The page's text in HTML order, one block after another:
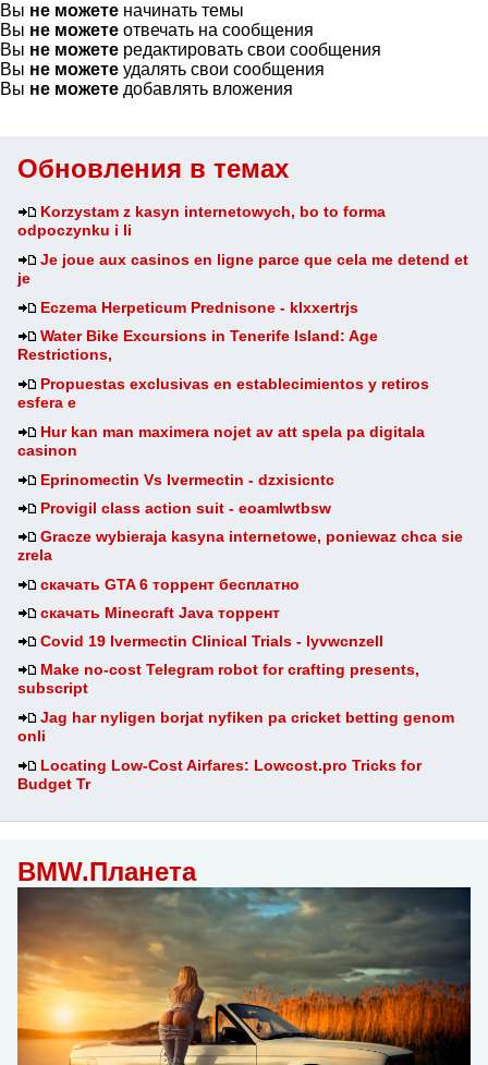
Обновления в темах
Korzystam z kasyn internetowych, bo to forma
odpoczynku i li
Je joue aux casinos en ligne parce que cela me detend et
je
Eczema Herpeticum Prednisone - klxxertrjs
Water Bike Excursions in Tenerife Island: Age
Restrictions,
Propuestas exclusivas en establecimientos y retiros
esfera e
Hur kan man maximera nojet av att spela pa digitala
casinon
Eprinomectin Vs Ivermectin - dzxisicntc
Provigil class action suit - eoamlwtbsw
Gracze wybieraja kasyna internetowe, poniewaz chca sie
zrela
скачать GTA 6 торрент бесплатно
скачать Minecraft Java торрент
Covid 19 Ivermectin Clinical Trials - lyvwcnzell
Make no-cost Telegram robot for crafting presents,
subscript
Jag har nyligen borjat nyfiken pa cricket betting genom
onli
Locating Low-Cost Airfares: Lowcost.pro Tricks for
Budget Tr
BMW.Планета
Вы не можете начинать темы
Вы не можете отвечать на сообщения
Вы не можете редактировать свои сообщения
Вы не можете удалять свои сообщения
Вы не можете добавлять вложения